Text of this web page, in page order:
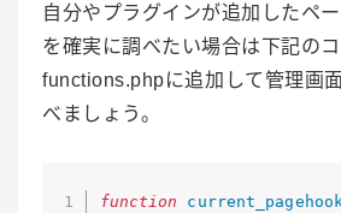
自分やプラグインが追加したペ
を確実に調べたい場合は下記の
functions.phpに追加して管理画
べましょう。
function current_pagehook